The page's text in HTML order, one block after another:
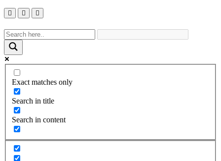
Exact matches only
Search in title
Search in content